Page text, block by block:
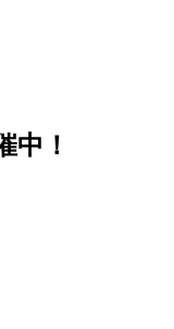
中！